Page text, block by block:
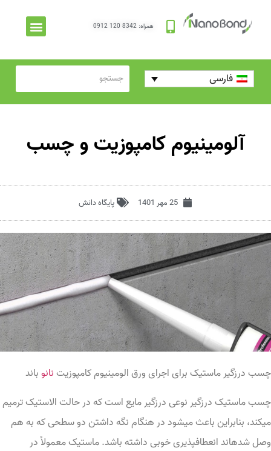
همراه: 8342 120 0912
فارسی
آلومینیوم کامپوزیت و چسب
25 مهر 1401 پایگاه دانش
درزگیر ماستیک برای اجرای ورق الومینیوم کامپوزیتنانوباند
ماستیک درزگیر نوعی درزگیر مایع است که در حالت الاستیک ترمیم
بنابراین باعث میشود در هنگام نگه داشتن دو سطحی که به هم
شدهاند انعطافپذیری خوبی داشته باشد. ماستیک معمولاً در